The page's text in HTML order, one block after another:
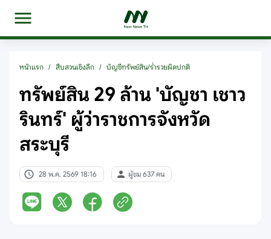
หน้าแรก / สืบสวนเชิงลึก / บัญชีทรัพย์สิน/ร่ำรวยผิดปกติ
ทรัพย์สิน 29 ล้าน 'บัญชา เชาว
รินทร์' ผู้ว่าราชการจังหวัด
สระบุรี
28 พ.ค. 2569 18:16 ผู้ชม 637 คน